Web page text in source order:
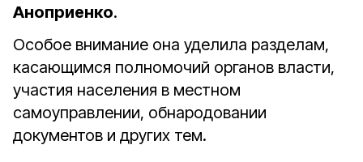
Аноприенко.
Особое внимание она уделила разделам,
касающимся полномочий органов власти,
участия населения в местном
самоуправлении, обнародовании
документов и других тем.